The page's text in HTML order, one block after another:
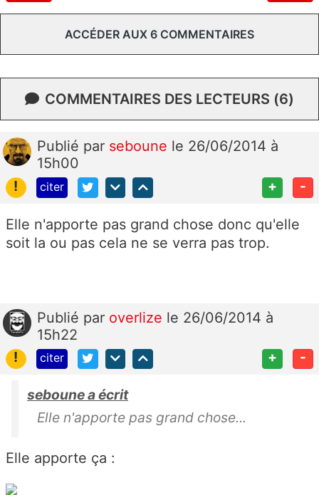
ACCÉDER AUX 6 COMMENTAIRES
COMMENTAIRES DES LECTEURS (6)
Publié par seboune le 26/06/2014 à
15h00
!
citer + -
Elle n'apporte pas grand chose donc qu'elle
soit la ou pas cela ne se verra pas trop.
Publié par overlize le 26/06/2014 à
15h22
!
citer + -
seboune a écrit
Elle n'apporte pas grand chose...
Elle apporte ça :